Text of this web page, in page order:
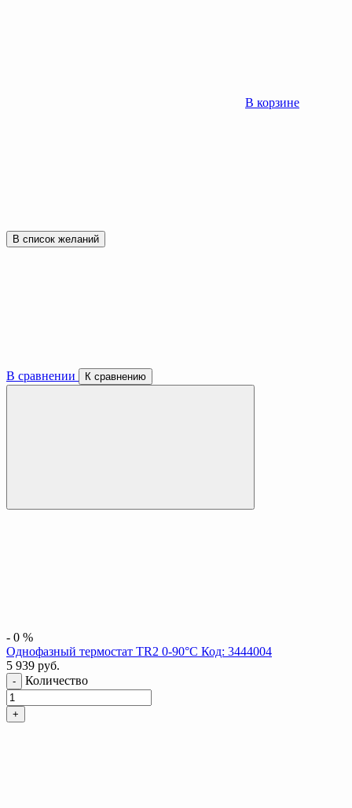
В корзине
В список желаний
В сравнении К сравнению
- 0 %
Однофазный термостат TR2 0-90°C Код: 3444004
5 939 руб.
- Количество
+